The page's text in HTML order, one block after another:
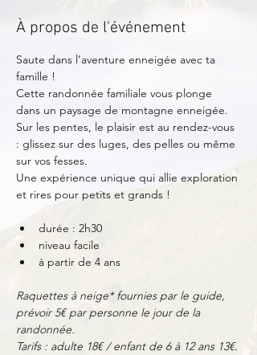
À propos de l'événement
Saute dans l’aventure enneigée avec ta
famille !
Cette randonnée familiale vous plonge
dans un paysage de montagne enneigée.
Sur les pentes, le plaisir est au rendez-vous
: glissez sur des luges, des pelles ou même
sur vos fesses.
Une expérience unique qui allie exploration
et rires pour petits et grands !
durée : 2h30
niveau facile
à partir de 4 ans
Raquettes à neige* fournies par le guide,
prévoir 5€ par personne le jour de la
randonnée.
Tarifs : adulte 18€ / enfant de 6 à 12 ans 13€.